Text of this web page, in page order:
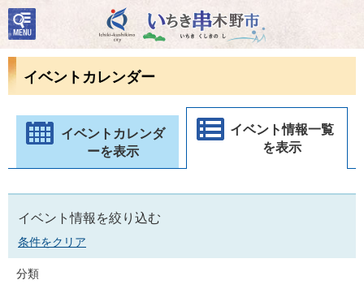
いちき串木野市
検
索・
共通
ューイベントカレンダー
イベントカレンダ
ーを表示
イベント情報一覧
を表示
イベント情報を絞り込む
条件をクリア
分類